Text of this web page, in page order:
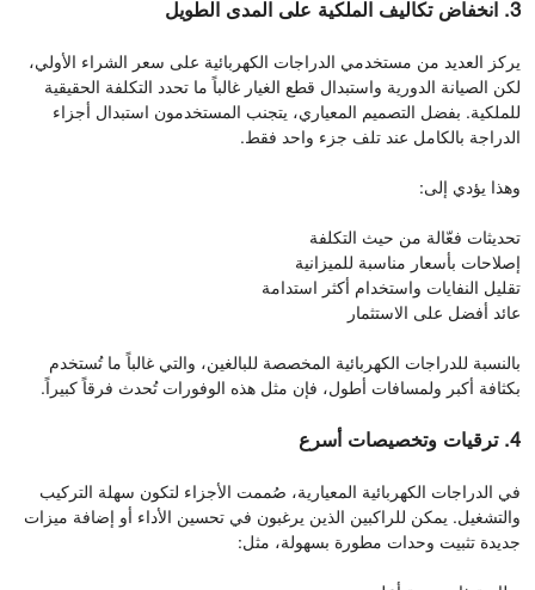
3. انخفاض تكاليف الملكية على المدى الطويل
يركز العديد من مستخدمي الدراجات الكهربائية على سعر الشراء الأولي،
لكن الصيانة الدورية واستبدال قطع الغيار غالباً ما تحدد التكلفة الحقيقية
للملكية. بفضل التصميم المعياري، يتجنب المستخدمون استبدال أجزاء
الدراجة بالكامل عند تلف جزء واحد فقط.
وهذا يؤدي إلى:
تحديثات فعّالة من حيث التكلفة
إصلاحات بأسعار مناسبة للميزانية
تقليل النفايات واستخدام أكثر استدامة
عائد أفضل على الاستثمار
بالنسبة للدراجات الكهربائية المخصصة للبالغين، والتي غالباً ما تُستخدم
بكثافة أكبر ولمسافات أطول، فإن مثل هذه الوفورات تُحدث فرقاً كبيراً.
4. ترقيات وتخصيصات أسرع
في الدراجات الكهربائية المعيارية، صُممت الأجزاء لتكون سهلة التركيب
والتشغيل. يمكن للراكبين الذين يرغبون في تحسين الأداء أو إضافة ميزات
جديدة تثبيت وحدات مطورة بسهولة، مثل: